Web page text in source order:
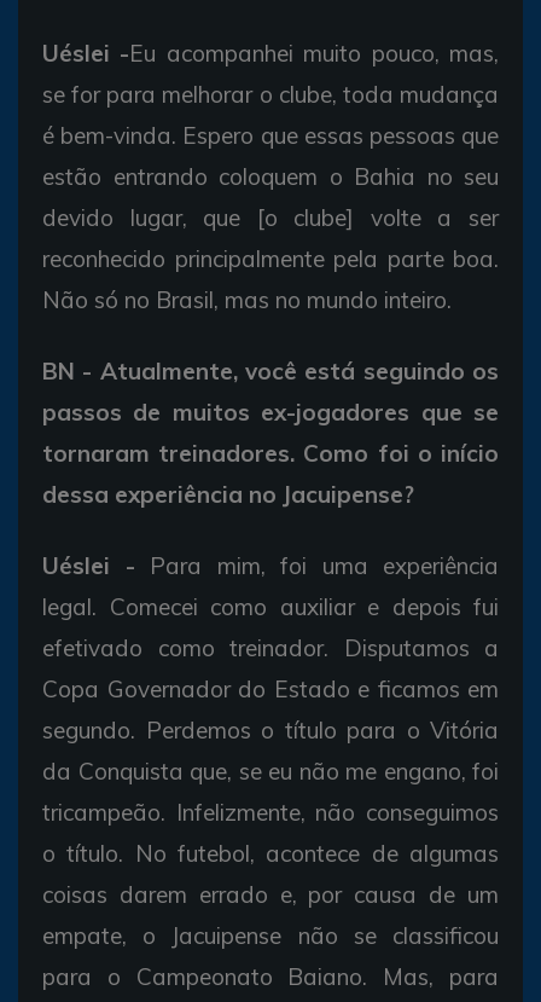
Uéslei -Eu acompanhei muito pouco, mas,
se for para melhorar o clube, toda mudança
é bem-vinda. Espero que essas pessoas que
estão entrando coloquem o Bahia no seu
devido lugar, que [o clube] volte a ser
reconhecido principalmente pela parte boa.
Não só no Brasil, mas no mundo inteiro.
BN - Atualmente, você está seguindo os
passos de muitos ex-jogadores que se
tornaram treinadores. Como foi o início
dessa experiência no Jacuipense?
Uéslei - Para mim, foi uma experiência
legal. Comecei como auxiliar e depois fui
efetivado como treinador. Disputamos a
Copa Governador do Estado e ficamos em
segundo. Perdemos o título para o Vitória
da Conquista que, se eu não me engano, foi
tricampeão. Infelizmente, não conseguimos
o título. No futebol, acontece de algumas
coisas darem errado e, por causa de um
empate, o Jacuipense não se classificou
para o Campeonato Baiano. Mas, para